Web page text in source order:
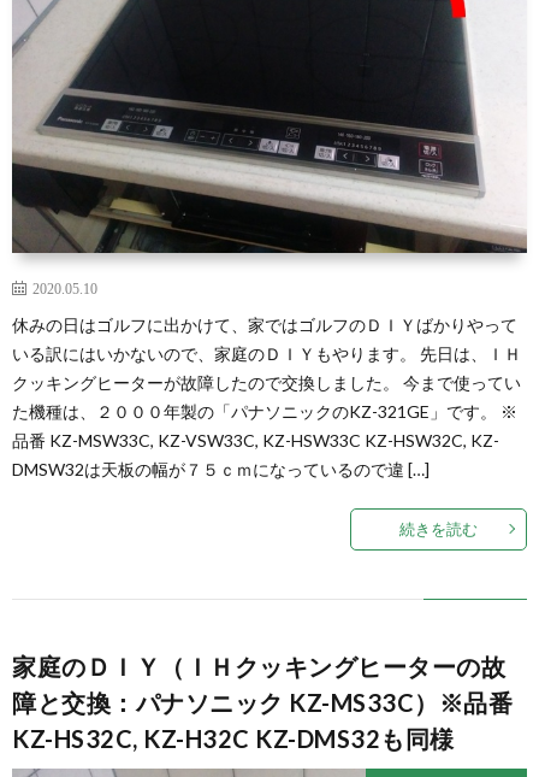
ッ
テ
ィ
グ
ー
Ｄ
Ｉ
Ｙ
知
能
に
い
2020.05.10
休みの日はゴルフに出かけて、家ではゴルフのＤＩＹばかりやって
いる訳にはいかないので、家庭のＤＩＹもやります。 先日は、ＩＨ
クッキングヒーターが故障したので交換しました。 今まで使ってい
た機種は、２０００年製の「パナソニックのKZ-321GE」です。 ※
品番 KZ-MSW33C, KZ-VSW33C, KZ-HSW33C KZ-HSW32C, KZ-
DMSW32は天板の幅が７５ｃｍになっているので違 […]
続きを読む
家庭のＤＩＹ（ＩＨクッキングヒーターの故
障と交換：パナソニック KZ-MS33C）※品番
KZ-HS32C, KZ-H32C KZ-DMS32も同様